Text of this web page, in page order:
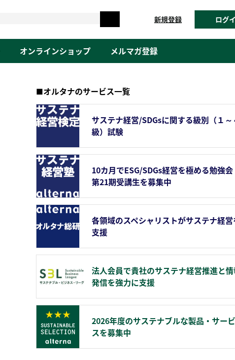
新規登録 ログ
オンラインショップ メルマガ登録
■オルタナのサービス一覧
サステナ経営/SDGsに関する級別（１～
級）試験
10カ月でESG/SDGs経営を極める勉強
第21期受講生を募集中
各領域のスペシャリストがサステナ経
支援
法人会員で貴社のサステナ経営推進と
発信を強力に支援
2026年度のサステナブルな製品・サービ
スを募集中